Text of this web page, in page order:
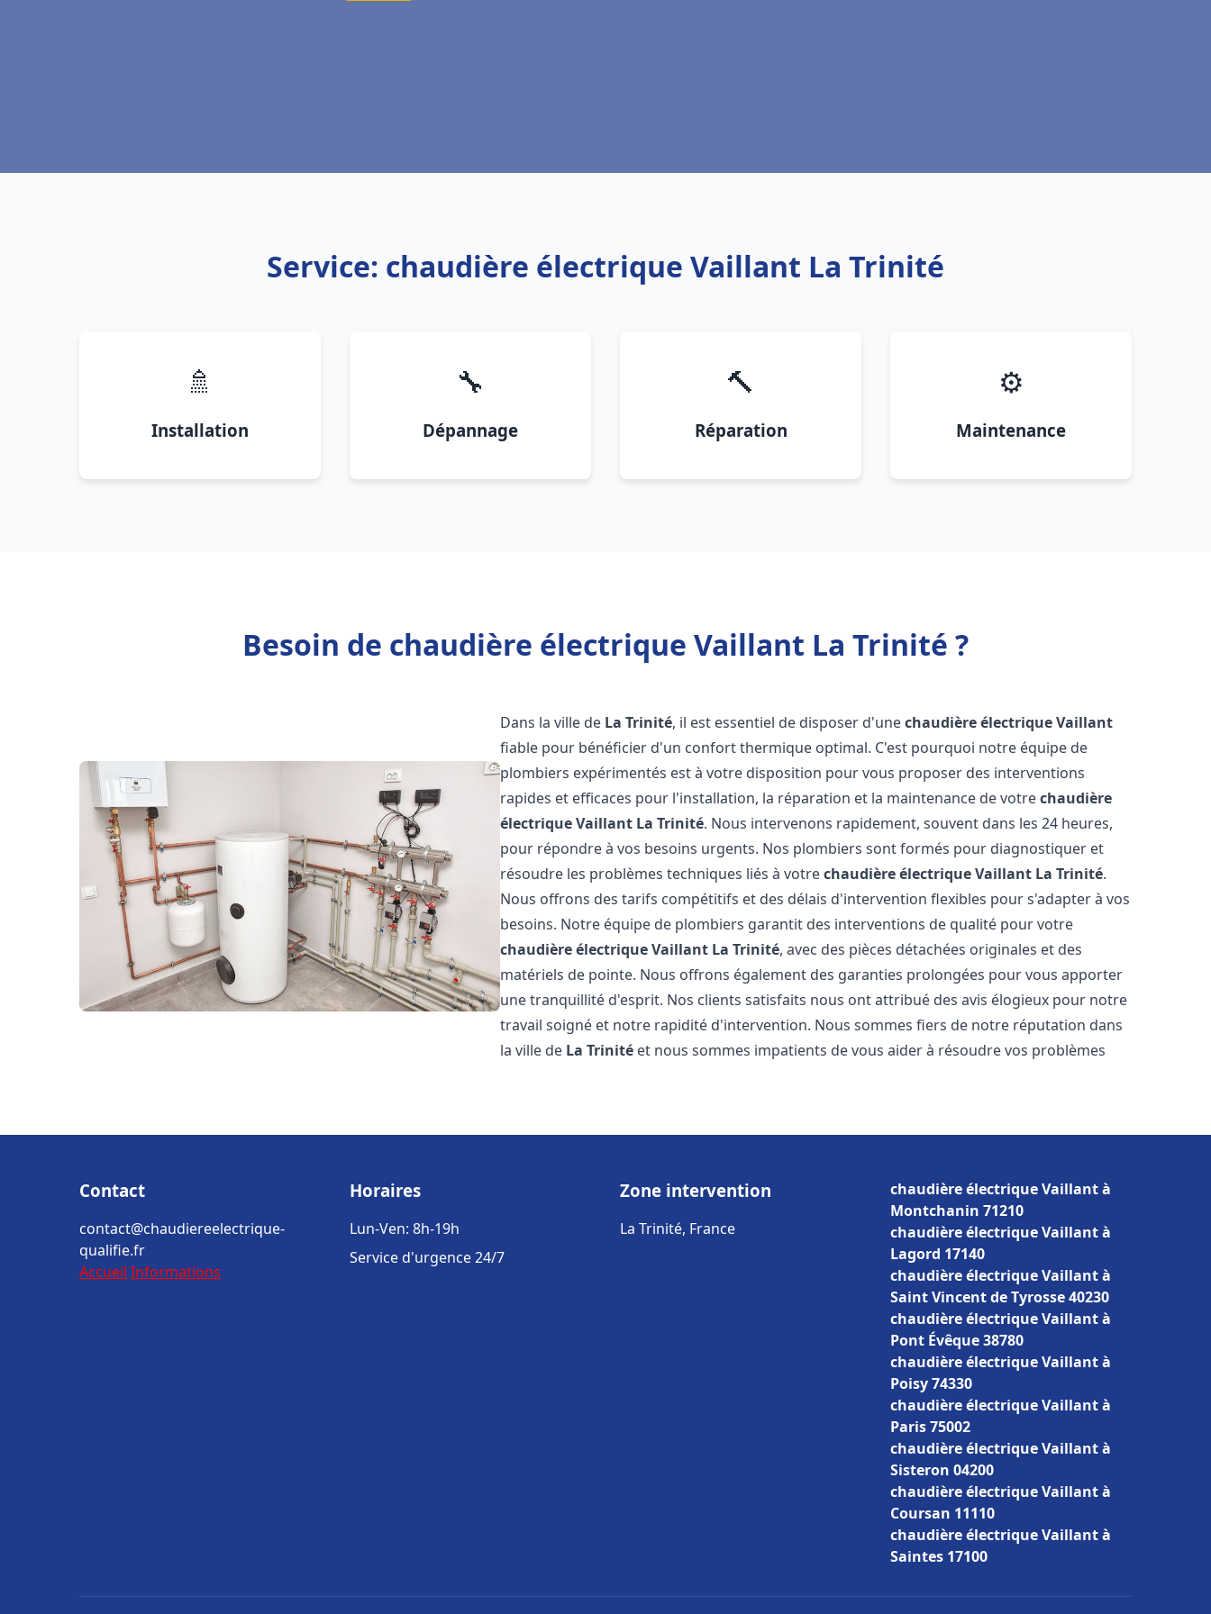
Service: chaudière électrique Vaillant La Trinité
🚿
Installation
🔧
Dépannage
🔨
Réparation
⚙️
Maintenance
Besoin de chaudière électrique Vaillant La Trinité ?
Dans la ville de La Trinité, il est essentiel de disposer d'unechaudière électrique Vaillant
fiable pour bénéficier d'un confort thermique optimal. C'est pourquoi notre équipe de
plombiers expérimentés est à votre disposition pour vous proposer des interventions
rapides et efficaces pour l'installation, la réparation et la maintenance de votrechaudière
électrique Vaillant La Trinité. Nous intervenons rapidement, souvent dans les 24 heures,
pour répondre à vos besoins urgents. Nos plombiers sont formés pour diagnostiquer et
résoudre les problèmes techniques liés à votrechaudière électrique Vaillant La Trinité.
Nous offrons des tarifs compétitifs et des délais d'intervention flexibles pour s'adapter à vos
besoins. Notre équipe de plombiers garantit des interventions de qualité pour votre
chaudière électrique Vaillant La Trinité, avec des pièces détachées originales et des
matériels de pointe. Nous offrons également des garanties prolongées pour vous apporter
une tranquillité d'esprit. Nos clients satisfaits nous ont attribué des avis élogieux pour notre
travail soigné et notre rapidité d'intervention. Nous sommes fiers de notre réputation dans
la ville de La Trinité et nous sommes impatients de vous aider à résoudre vos problèmes
Contact
contact@chaudiereelectrique-
qualifie.fr
Accueil Informations
Horaires
Lun-Ven: 8h-19h
Service d'urgence 24/7
Zone intervention
La Trinité, France
chaudière électrique Vaillant à
Montchanin 71210
chaudière électrique Vaillant à
Lagord 17140
chaudière électrique Vaillant à
Saint Vincent de Tyrosse 40230
chaudière électrique Vaillant à
Pont Évêque 38780
chaudière électrique Vaillant à
Poisy 74330
chaudière électrique Vaillant à
Paris 75002
chaudière électrique Vaillant à
Sisteron 04200
chaudière électrique Vaillant à
Coursan 11110
chaudière électrique Vaillant à
Saintes 17100